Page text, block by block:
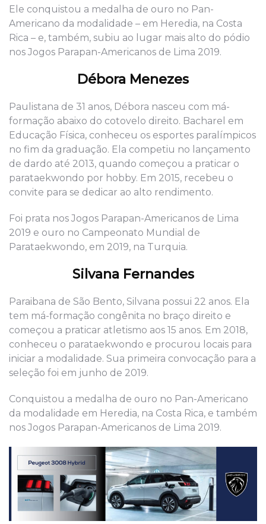
Ele conquistou a medalha de ouro no Pan-
Americano da modalidade – em Heredia, na Costa
Rica – e, também, subiu ao lugar mais alto do pódio
nos Jogos Parapan-Americanos de Lima 2019.
Débora Menezes
Paulistana de 31 anos, Débora nasceu com má-
formação abaixo do cotovelo direito. Bacharel em
Educação Física, conheceu os esportes paralímpicos
no fim da graduação. Ela competiu no lançamento
de dardo até 2013, quando começou a praticar o
parataekwondo por hobby. Em 2015, recebeu o
convite para se dedicar ao alto rendimento.
Foi prata nos Jogos Parapan-Americanos de Lima
2019 e ouro no Campeonato Mundial de
Parataekwondo, em 2019, na Turquia.
Silvana Fernandes
Paraibana de São Bento, Silvana possui 22 anos. Ela
tem má-formação congênita no braço direito e
começou a praticar atletismo aos 15 anos. Em 2018,
conheceu o parataekwondo e procurou locais para
iniciar a modalidade. Sua primeira convocação para a
seleção foi em junho de 2019.
Conquistou a medalha de ouro no Pan-Americano
da modalidade em Heredia, na Costa Rica, e também
nos Jogos Parapan-Americanos de Lima 2019.